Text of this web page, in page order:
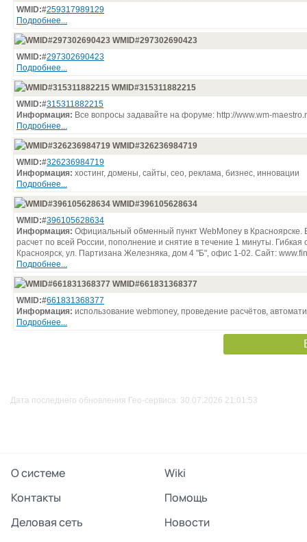
WMID:#259317989129
Подробнее...
WMID#297302690423
WMID:#297302690423
Подробнее...
WMID#315311882215
WMID:#315311882215
Информация: Все вопросы задавайте на форуме: http://www.wm-
Подробнее...
WMID#326236984719
WMID:#326236984719
Информация: хостинг, домены, сайты, сео, реклама, бизнес, инновации
Подробнее...
WMID#396105628634
WMID:#396105628634
Информация: Официальный обменный пункт WebMoney в
расчет по всей России, пополнение и снятие в течение 1 минуты.
Красноярск, ул. Партизана Железняка, дом 4 "Б", офис 1-02. Сайт:
Подробнее...
WMID#661831368377
WMID:#661831368377
Информация: использование webmoney, проведение расчётов,
Подробнее...
Дата последнего обновления Гео-сервиса: 30.07.2026 21:01:53
О системе
Wiki
Контакты
Помощь
Деловая сеть
Новости